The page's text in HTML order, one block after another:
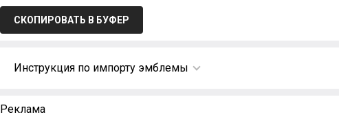
СКОПИРОВАТЬ В БУФЕР
Инструкция по импорту эмблемы
Реклама